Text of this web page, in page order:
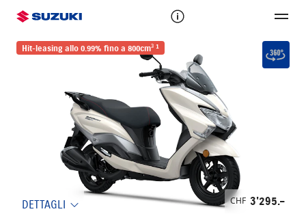
Hit-leasing allo 0.99% fino a 800cm³ 1
CHF 3'295.–
DETTAGLI